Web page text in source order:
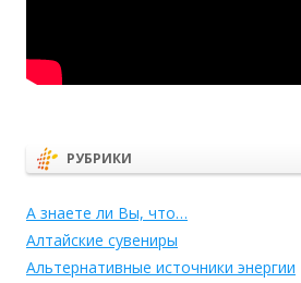
РУБРИКИ
А знаете ли Вы, что…
Алтайские сувениры
Альтернативные источники энергии